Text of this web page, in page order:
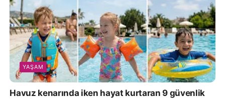
YAŞAM
Havuz kenarında iken hayat kurtaran 9 güvenlik